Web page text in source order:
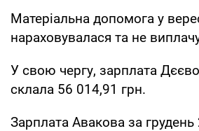
Матеріальна допомога у
нараховувалася та не
У свою чергу, зарплата
склала 56 014,91 грн.
Зарплата Авакова за